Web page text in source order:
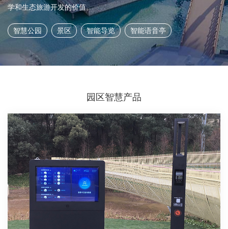
学和生态旅游开发的价值。
智慧公园 景区 智能导览 智能语音亭
园区智慧产品